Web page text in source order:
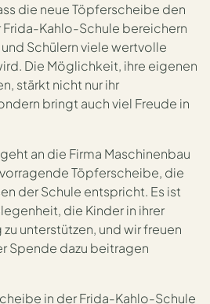
die neue Töpferscheibe den
Frida-Kahlo-Schule bereichern
Schülern viele wertvolle
Die Möglichkeit, ihre eigenen
stärkt nicht nur ihr
bringt auch viel Freude in
an die Firma Maschinenbau
Töpferscheibe, die
der Schule entspricht. Es ist
die Kinder in ihrer
unterstützen, und wir freuen
Spende dazu beitragen
in der Frida-Kahlo-Schule